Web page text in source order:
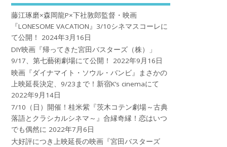
藤江琢磨×森岡龍P×下社敦郎監督・映画
『LONESOME VACATION』3/10シネマスコーレに
て公開！
2024年3月16日
DIY映画『帰ってきた宮田バスターズ（株）」
9/17、第七藝術劇場にて公開！
2022年9月16日
映画『ダイナマイト・ソウル・バンビ』まさかの
上映延長決定、9/23まで！新宿K’s cinemaにて
2022年9月14日
7/10（日）開催！桂米紫『茨木コテン劇場～古典
落語とクラシカルシネマ～』合縁奇縁！恋はいつ
でも偶然に 2022年7月6日
大好評につき上映延長の映画『宮田バスターズ